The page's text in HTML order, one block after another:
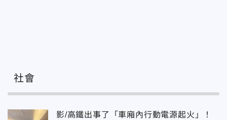
社會
影/高鐵出事了「車廂內行動電源起火」！